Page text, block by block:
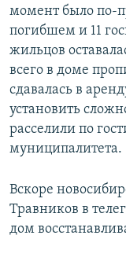
момент было по-
погибшем и 11
жильцов
всего в доме
сдавалась в
установить
расселили по
муниципалитета.
Вскоре
Травников в
дом